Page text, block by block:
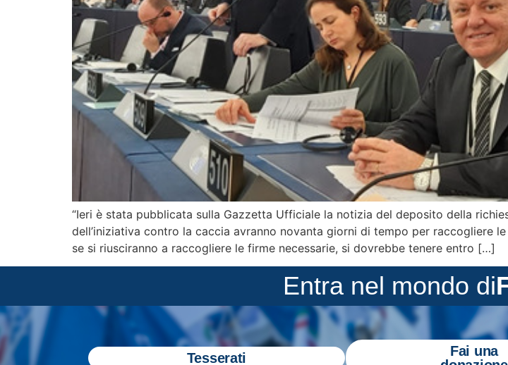
“Ieri è stata pubblicata sulla Gazzetta Ufficiale la notizia del deposito della
dell’iniziativa contro la caccia avranno novanta giorni di tempo per raccogliere
se si riusciranno a raccogliere le firme necessarie, si dovrebbe tenere entro […]
Entra nel mondo di
Tesserati
Fai una